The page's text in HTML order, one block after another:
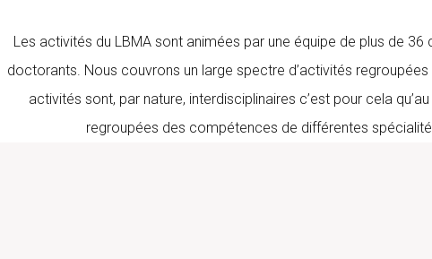
Les activités du LBMA sont animées par une équipe de plus de
doctorants. Nous couvrons un large spectre d’activités
activités sont, par nature, interdisciplinaires c’est pour cela
regroupées des compétences de différentes